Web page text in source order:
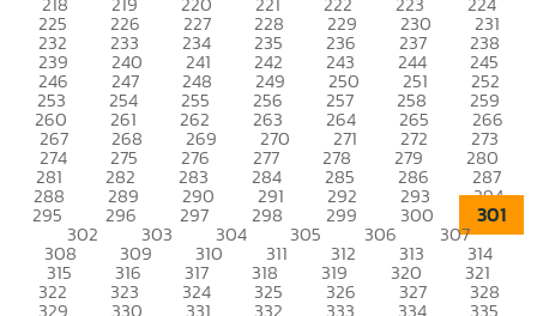
225 226 227 228 229 230 231
232 233 234 235 236 237 238
239 240 241 242 243 244 245
246 247 248 249 250 251 252
253 254 255 256 257 258 259
260 261 262 263 264 265 266
267 268 269 270 271 272 273
274 275 276 277 278 279 280
281 282 283 284 285 286 287
288 289 290 291 292 293 294
295 296 297 298 299 300 301
302 303 304 305 306 307
308 309 310 311 312 313 314
315 316 317 318 319 320 321
322 323 324 325 326 327 328
329 330 331 332 333 334 335